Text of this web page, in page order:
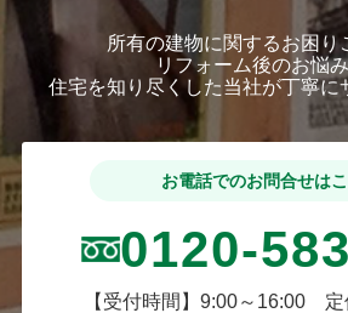
所有の建物に関するお困り
リフォーム後のお悩
住宅を知り尽くした当社が丁寧に
お電話でのお問合せは
0120-
【受付時間】9:00～16:00 定